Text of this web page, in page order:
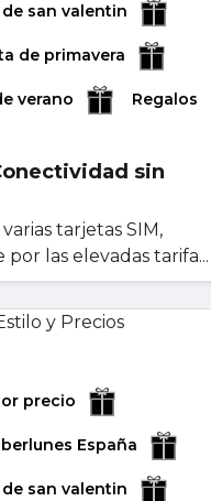
san valentin
de primavera
verano
Regalos
sin
tarjetas SIM,
las elevadas tarifa...
precio
España
san valentin